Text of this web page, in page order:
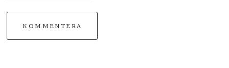
KOMMENTERA